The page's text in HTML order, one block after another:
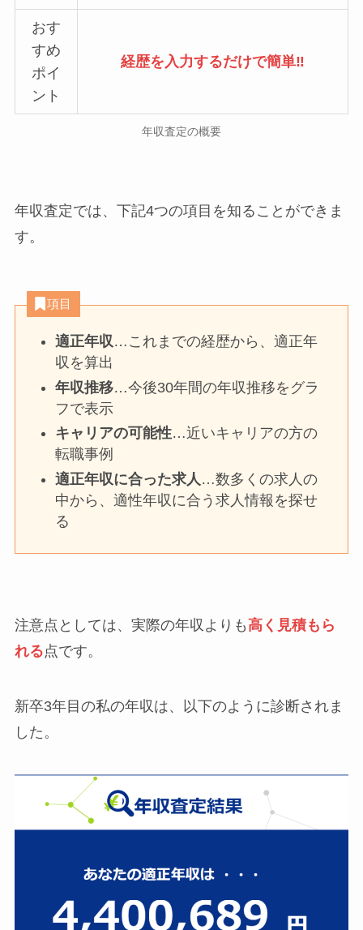
おす
すめ
ポイ
ント
経歴を入力するだけで簡単‼
年収査定の概要
年収査定では、下記4つの項目を知ることができま
す。
項目
適正年収…これまでの経歴から、適正年
収を算出
年収推移…今後30年間の年収推移をグラ
フで表示
キャリアの可能性…近いキャリアの方の
転職事例
適正年収に合った求人 …数多くの求人の
中から、適性年収に合う求人情報を探せ
る
注意点としては、実際の年収よりも高く見積もら
れる点です。
新卒3年目の私の年収は、以下のように診断されま
した。